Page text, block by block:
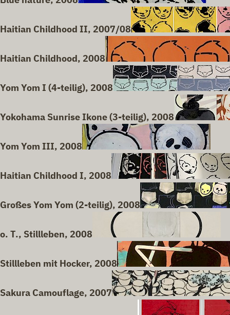
Haitian Childhood II, 2007/08
Haitian Childhood, 2008
Yom Yom I (4-teilig), 2008
Yokohama Sunrise Ikone (3-teilig), 2008
Yom Yom III, 2008
Haitian Childhood I, 2008
Großes Yom Yom (2-teilig), 2008
o. T., Stillleben, 2008
Stillleben mit Hocker, 2008
Sakura Camouflage, 2007